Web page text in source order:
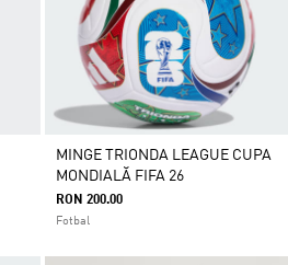
MINGE TRIONDA LEAGUE CUPA
MONDIALĂ FIFA 26
RON 200.00
Fotbal